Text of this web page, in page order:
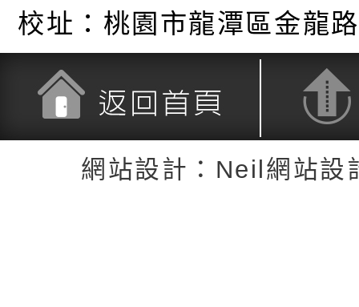
校址： 桃園市龍潭區金龍
返回首頁 返回頂端
網站設計：Neil網站設